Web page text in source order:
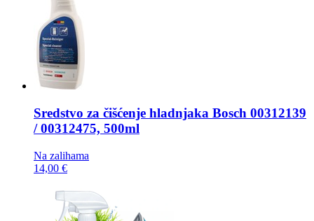
Sredstvo za čišćenje hladnjaka Bosch 00312139
/ 00312475, 500ml
Na zalihama
14,00 €